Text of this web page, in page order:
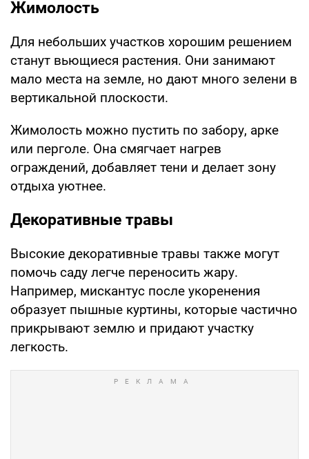
Жимолость
Для небольших участков хорошим решением
станут вьющиеся растения. Они занимают
мало места на земле, но дают много зелени в
вертикальной плоскости.
Жимолость можно пустить по забору, арке
или перголе. Она смягчает нагрев
ограждений, добавляет тени и делает зону
отдыха уютнее.
Декоративные травы
Высокие декоративные травы также могут
помочь саду легче переносить жару.
Например, мискантус после укоренения
образует пышные куртины, которые частично
прикрывают землю и придают участку
легкость.